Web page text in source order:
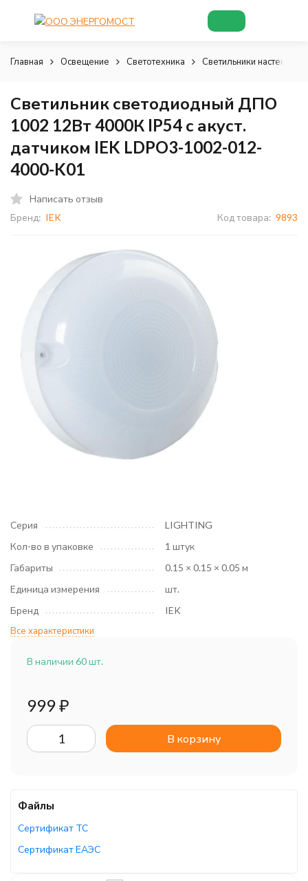
Главная Освещение Светотехника Светильники настенно-
Светильник светодиодный ДПО
1002 12Вт 4000К IP54 с акуст.
датчиком IEK LDPO3-1002-012-
4000-K01
Написать отзыв
Бренд: IEK Код товара: 9893
Серия
LIGHTING
Кол-во в упаковке
1 штук
Габариты
0.15 × 0.15 × 0.05 м
Единица измерения
шт.
Бренд
IEK
Все характеристики
В наличии 60 шт.
999₽
В корзину
Файлы
Сертификат ТС
Сертификат ЕАЭС